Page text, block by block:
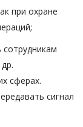
при охране
сферах.
сигнал